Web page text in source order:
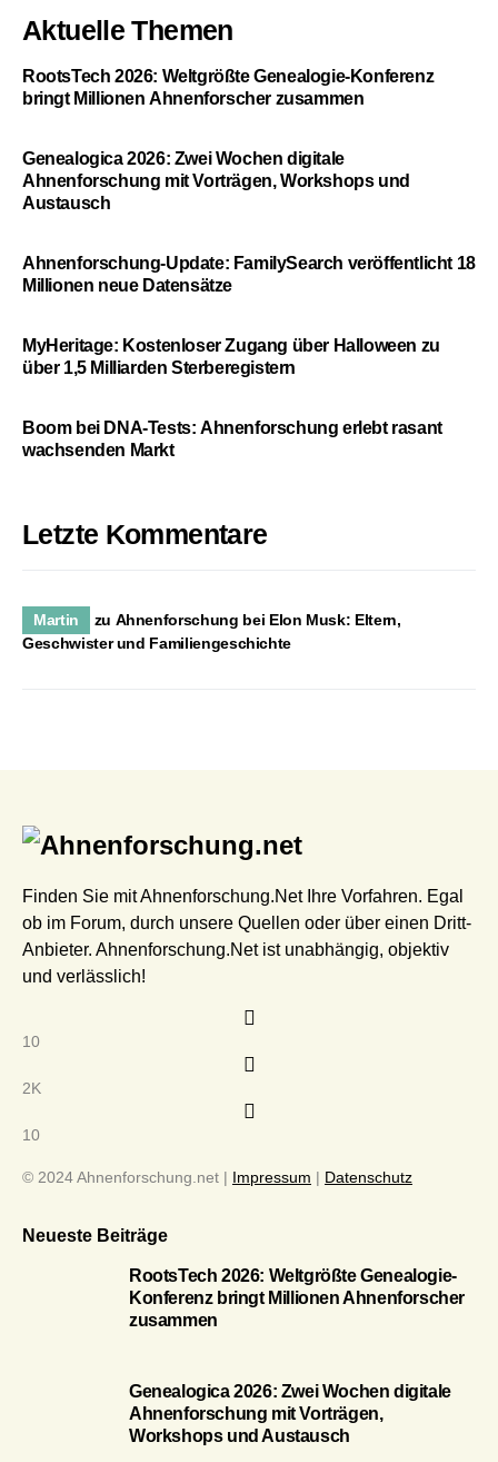
Aktuelle Themen
RootsTech 2026: Weltgrößte Genealogie-Konferenz
bringt Millionen Ahnenforscher zusammen
Genealogica 2026: Zwei Wochen digitale
Ahnenforschung mit Vorträgen, Workshops und
Austausch
Ahnenforschung-Update: FamilySearch veröffentlicht 18
Millionen neue Datensätze
MyHeritage: Kostenloser Zugang über Halloween zu
über 1,5 Milliarden Sterberegistern
Boom bei DNA-Tests: Ahnenforschung erlebt rasant
wachsenden Markt
Letzte Kommentare
Martin zu Ahnenforschung bei Elon Musk: Eltern,
Geschwister und Familiengeschichte
Finden Sie mit Ahnenforschung.Net Ihre Vorfahren. Egal
ob im Forum, durch unsere Quellen oder über einen Dritt-
Anbieter. Ahnenforschung.Net ist unabhängig, objektiv
und verlässlich!
10
2K
10
© 2024 Ahnenforschung.net | Impressum | Datenschutz
Neueste Beiträge
RootsTech 2026: Weltgrößte Genealogie-
Konferenz bringt Millionen Ahnenforscher
zusammen
Genealogica 2026: Zwei Wochen digitale
Ahnenforschung mit Vorträgen,
Workshops und Austausch